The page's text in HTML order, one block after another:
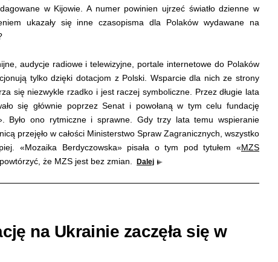
w Kijowie. A numer powinien ujrzeć światło dzienne w
ukazały się inne czasopisma dla Polaków wydawane na
audycje radiowe i telewizyjne, portale internetowe do Polaków
tylko dzięki dotacjom z Polski. Wsparcie dla nich ze strony
się niezwykle rzadko i jest raczej symboliczne. Przez długie lata
się głównie poprzez Senat i powołaną w tym celu fundację
Było ono rytmiczne i sprawne. Gdy trzy lata temu wspieranie
przejęło w całości Ministerstwo Spraw Zagranicznych, wszystko
«Mozaika Berdyczowska» pisała o tym pod tytułem «MZS
że MZS jest bez zmian. Dalej
na Ukrainie zaczęła się w